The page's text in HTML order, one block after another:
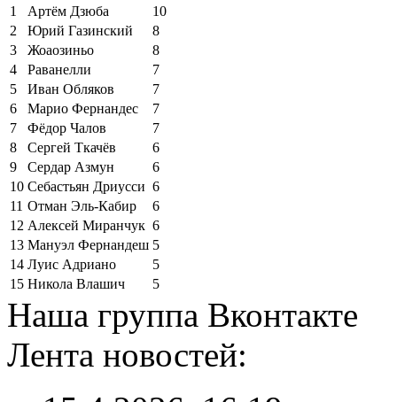
1
Артём Дзюба
10
2
Юрий Газинский
8
3
Жоаозиньо
8
4
Раванелли
7
5
Иван Обляков
7
6
Марио Фернандес
7
7
Фёдор Чалов
7
8
Сергей Ткачёв
6
9
Сердар Азмун
6
10 Себастьян Дриусси 6
11 Отман Эль-Кабир
6
12 Алексей Миранчук 6
13 Мануэл Фернандеш 5
14 Луис Адриано
5
15 Никола Влашич 5
Наша группа Вконтакте
Лента новостей: